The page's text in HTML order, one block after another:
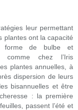
leur permettant
plantes ont la capacité
forme de bulbe et
comme chez l’Iris
plantes annuelles, à
dispersion de leurs
bisannuelles et être
: la première
passent l’été et